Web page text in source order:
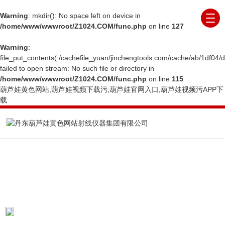
Warning: mkdir(): No space left on device in
/home/www/wwwroot/Z1024.COM/func.php on line 127
Warning:
file_put_contents(./cachefile_yuan/jinchengtools.com/cache/ab/1df04/
failed to open stream: No such file or directory in
/home/www/wwwroot/Z1024.COM/func.php on line 115
葫芦娃黄色网站,葫芦娃视频下载污,葫芦娃官网入口,葫芦娃视频污APP下
载